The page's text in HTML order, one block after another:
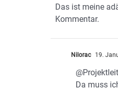
Das ist meine
Kommentar.
Nilorac 19.
Da muss